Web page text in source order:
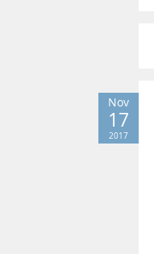
Nov
17
2017